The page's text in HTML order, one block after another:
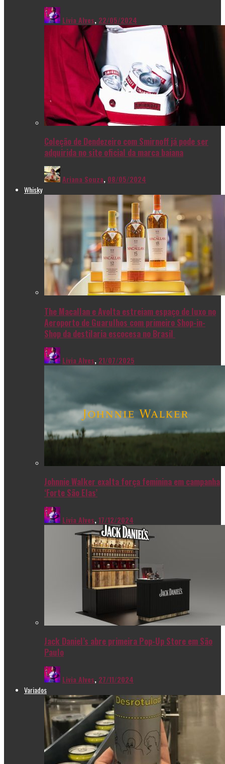
Livia Alves, 22/05/2024
Coleção de Dendezeiro com Smirnoff já pode ser
adquirida no site oficial da marca baiana
Ariana Souza, 08/05/2024
Whisky
The Macallan e Avolta estreiam espaço de luxo no
Aeroporto de Guarulhos com primeiro Shop-in-
Shop da destilaria escocesa no Brasil
Livia Alves, 21/07/2025
Johnnie Walker exalta força feminina em campanha
‘Forte São Elas’
Livia Alves,17/12/2024
Jack Daniel’s abre primeira Pop-Up Store em São
Paulo
Livia Alves, 27/11/2024
Variados